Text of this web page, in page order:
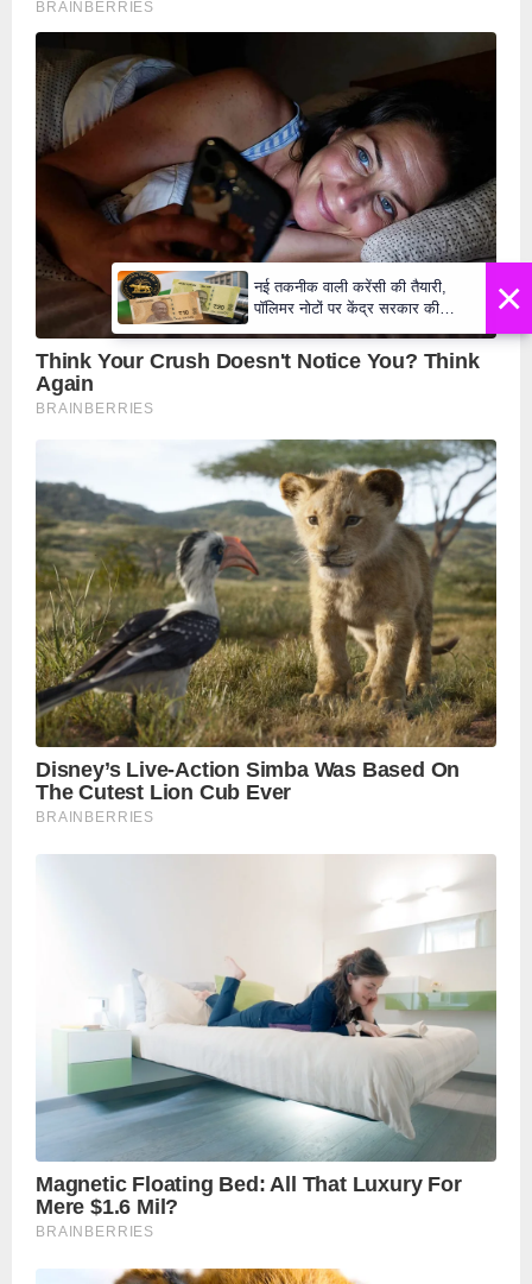
×
नई तकनीक वाली करेंसी की तैयारी,
पॉलिमर नोटों पर केंद्र सरकार की
₹10 और ₹20 के नोट - Daily Lok
Manch PM Modi U